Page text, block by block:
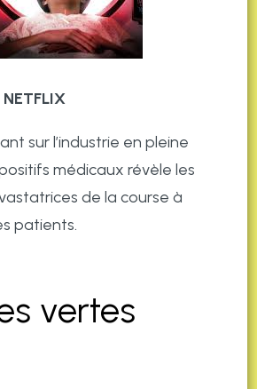
sur l’industrie en pleine
médicaux révèle les
de la course à
patients.
vertes